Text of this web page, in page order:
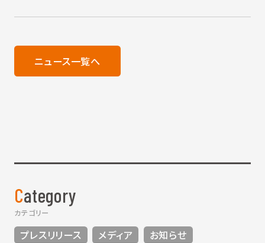
ニュース一覧へ
Category
カテゴリー
プレスリリース メディア お知らせ